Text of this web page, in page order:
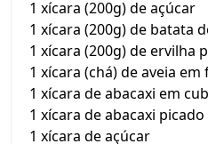
1 xícara (200g) de açúcar
1 xícara (200g) de batata
1 xícara (200g) de ervilha
1 xícara (chá) de aveia em
1 xícara de abacaxi em
1 xícara de abacaxi picado
1 xícara de açúcar